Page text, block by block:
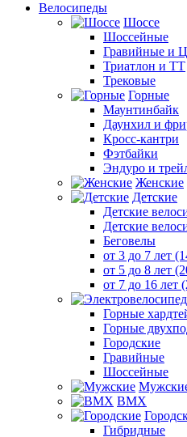
Велосипеды
Шоссе
Шоссейные
Гравийные и
Триатлон и ТТ
Трековые
Горные
Маунтинбайк
Даунхил и
Кросс-кантри
Фэтбайки
Эндуро и
Женские
Детские
Детские
Детские
Беговелы
от 3 до 7 лет
от 5 до 8 лет
от 7 до 16
Горные
Горные
Городские
Гравийные
Шоссейные
BMX
Гибридные